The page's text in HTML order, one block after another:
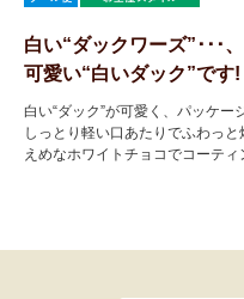
白い“ダックワーズ”･･･、
可愛い“白いダック”です!
白い“ダック”が可愛く、パッケー
しっとり軽い口あたりでふわっ
えめなホワイトチョコでコーティ